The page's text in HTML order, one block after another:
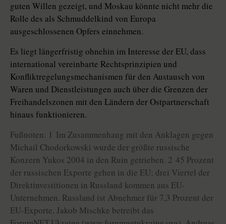
guten Willen gezeigt, und Moskau könnte nicht mehr die
Rolle des als Schmuddelkind von Europa
ausgeschlossenen Opfers einnehmen.
Es liegt längerfristig ohnehin im Interesse der EU, dass
international vereinbarte Rechtsprinzipien und
Konfliktregelungsmechanismen für den Austausch von
Waren und Dienstleistungen auch über die Grenzen der
Freihandelszonen mit den Ländern der Ostpartnerschaft
hinaus funktionieren.
Fußnoten: 1 Im Zusammenhang mit den Anklagen gegen
Michail Chodorkowski wurde der größte russische
Konzern Yukos 2004 in den Ruin getrieben. 2 45 Prozent
der russischen Exporte gehen in die EU; drei Viertel der
Direktinvestitionen in Russland kommen aus EU-
Unternehmen. Russland ist Abnehmer für 7,3 Prozent der
EU-Exporte. Jakob Mischke betreibt das